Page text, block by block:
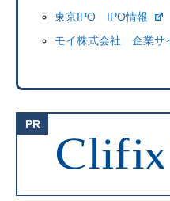
東京IPO IPO情報
モイ株式会社 企業サ